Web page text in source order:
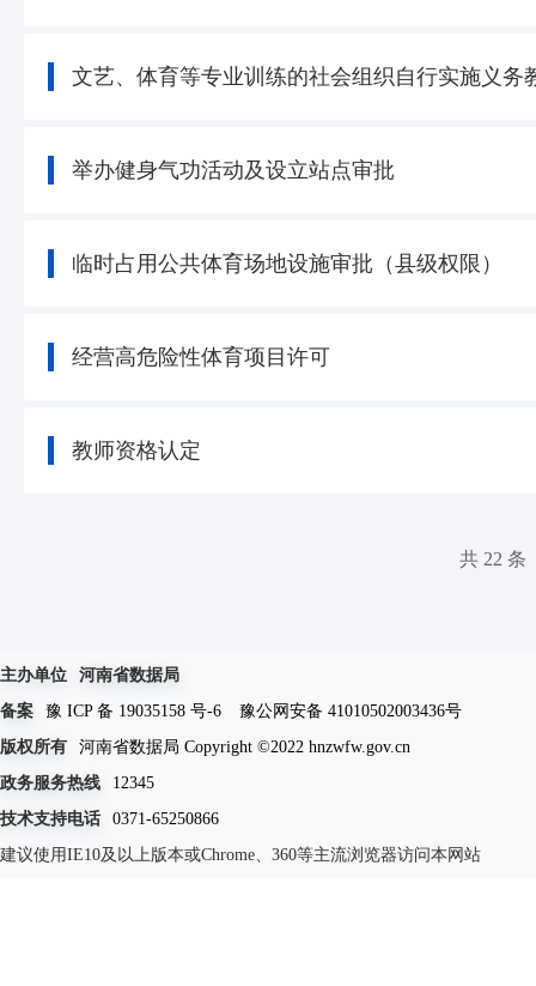
文艺、体育等专业训练的社会组织自行实施义务
举办健身气功活动及设立站点审批
临时占用公共体育场地设施审批（县级权限）
经营高危险性体育项目许可
教师资格认定
共 22 条
主办单位
河南省数据局
备案
豫 ICP 备 19035158 号-6
豫公网安备 41010502003436号
版权所有
河南省数据局 Copyright ©2022 hnzwfw.gov.cn
政务服务热线
12345
技术支持电话
0371-65250866
建议使用IE10及以上版本或Chrome、360等主流浏览器访问本网站